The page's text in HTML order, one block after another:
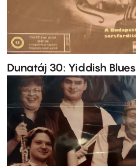
Dunatáj 30: Yiddish Blues